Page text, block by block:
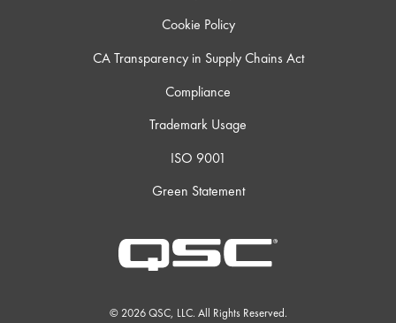
Cookie Policy
CA Transparency in Supply Chains Act
Compliance
Trademark Usage
ISO 9001
Green Statement
© 2026 QSC, LLC. All Rights Reserved.